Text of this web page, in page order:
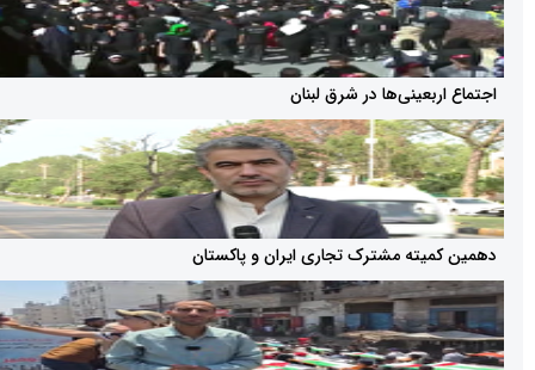
در شرق لبنان
مشترک تجاری ایران و پاکستان